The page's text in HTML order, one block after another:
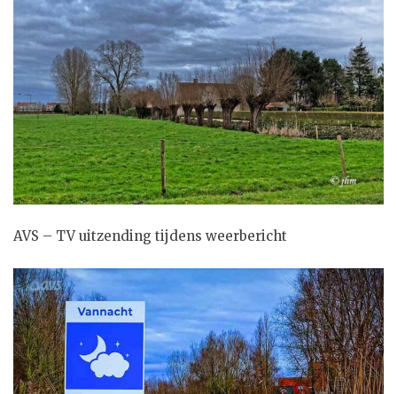
AVS – TV uitzending tijdens weerbericht